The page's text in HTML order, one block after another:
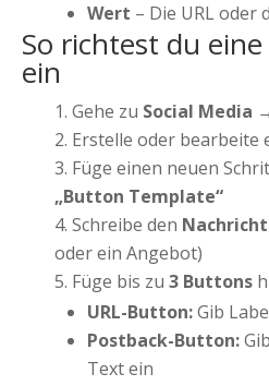
Wert – Die URL oder
So richtest du
ein
Gehe zu Social Media
Erstelle oder bearbeite
Füge einen neuen
„Button Template“
Schreibe den
oder ein Angebot)
Füge bis zu 3 Buttons
URL-Button:Gib
Postback-Button:
Text ein